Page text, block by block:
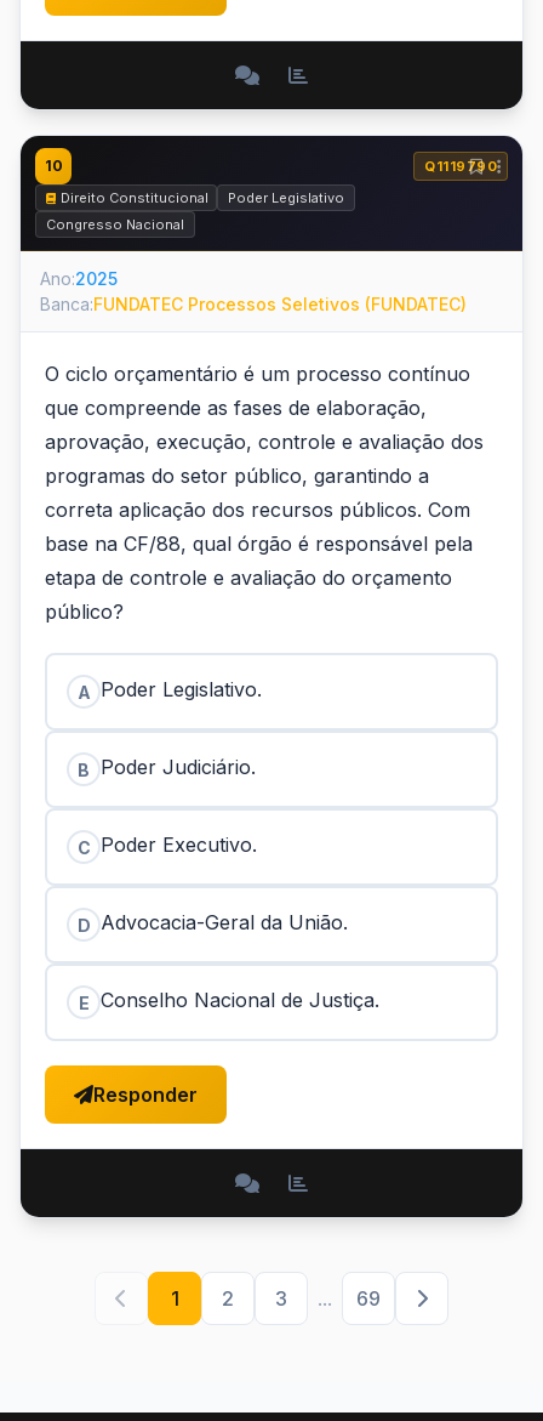
10
Q1119790
Direito Constitucional
Poder Legislativo
Congresso Nacional
Ano:2025
Banca:FUNDATEC Processos Seletivos (FUNDATEC)
O ciclo orçamentário é um processo contínuo
que compreende as fases de elaboração,
aprovação, execução, controle e avaliação dos
programas do setor público, garantindo a
correta aplicação dos recursos públicos. Com
base na CF/88, qual órgão é responsável pela
etapa de controle e avaliação do orçamento
público?
A Poder Legislativo.
B Poder Judiciário.
C Poder Executivo.
D Advocacia-Geral da União.
E Conselho Nacional de Justiça.
Responder
1 2 3 ... 69